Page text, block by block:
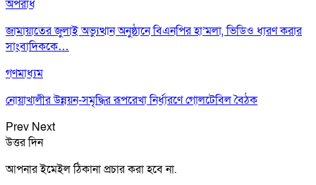
অপরাধ
জামায়াতের জুলাই অভ্যুত্থান অনুষ্ঠানে বিএনপির হা’মলা, ভিডিও ধারণ করার
সাংবাদিককে…
গণমাধ্যম
নোয়াখালীর উন্নয়ন-সমৃদ্ধির রূপরেখা নির্ধারণে গোলটেবিল বৈঠক
Prev Next
উত্তর দিন
আপনার ইমেইল ঠিকানা প্রচার করা হবে না.